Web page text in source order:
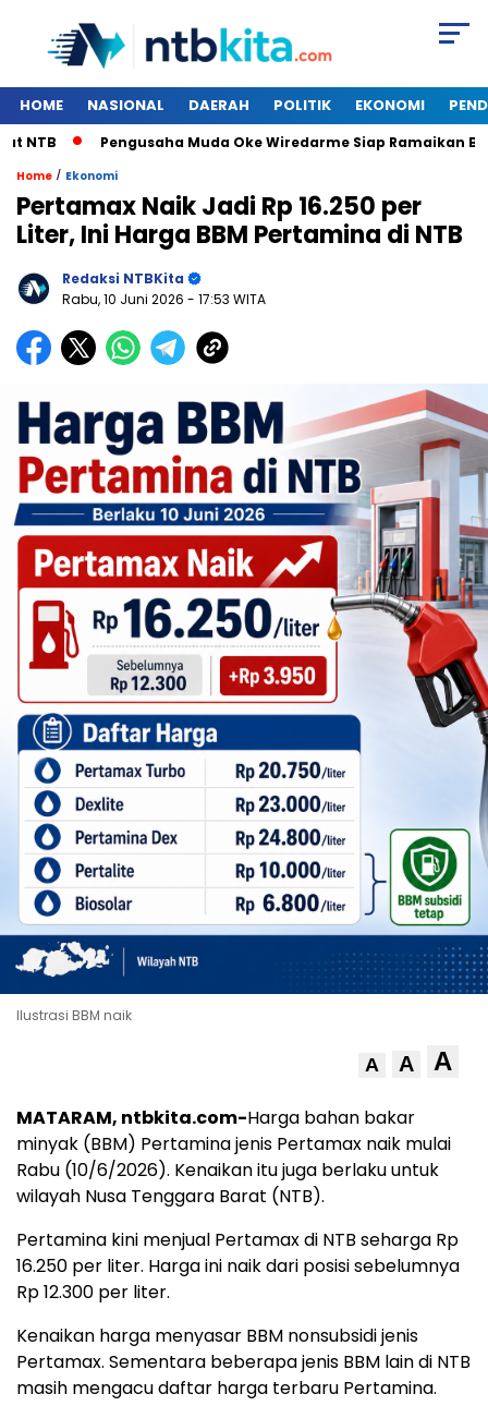
HOME NASIONAL DAERAH POLITIK EKONOMI
Pengusaha Muda Oke Wiredarme Siap Ramaikan Bursa
Home / Ekonomi
Pertamax Naik Jadi Rp 16.250 per
Liter, Ini Harga BBM Pertamina di NTB
Redaksi NTBKita
Rabu, 10 Juni 2026 - 17:53 WITA
Ilustrasi BBM naik
A A A
MATARAM, ntbkita.com-Harga bahan bakar
minyak (BBM) Pertamina jenis Pertamax naik mulai
Rabu (10/6/2026). Kenaikan itu juga berlaku untuk
wilayah Nusa Tenggara Barat (NTB).
Pertamina kini menjual Pertamax di NTB seharga Rp
16.250 per liter. Harga ini naik dari posisi sebelumnya
Rp 12.300 per liter.
Kenaikan harga menyasar BBM nonsubsidi jenis
Pertamax. Sementara beberapa jenis BBM lain di NTB
masih mengacu daftar harga terbaru Pertamina.